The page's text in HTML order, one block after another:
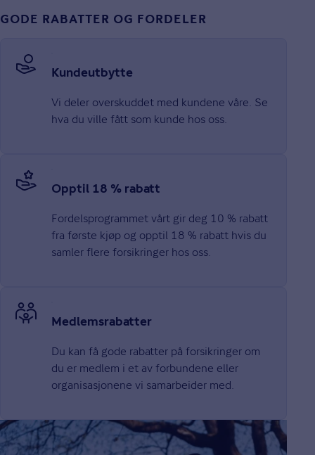
GODE RABATTER OG FORDELER
Kundeutbytte
Vi deler overskuddet med kundene våre. Se
hva du ville fått som kunde hos oss.
Opptil 18 % rabatt
Fordelsprogrammet vårt gir deg 10 % rabatt
fra første kjøp og opptil 18 % rabatt hvis du
samler flere forsikringer hos oss.
Medlemsrabatter
Du kan få gode rabatter på forsikringer om
du er medlem i et av forbundene eller
organisasjonene vi samarbeider med.